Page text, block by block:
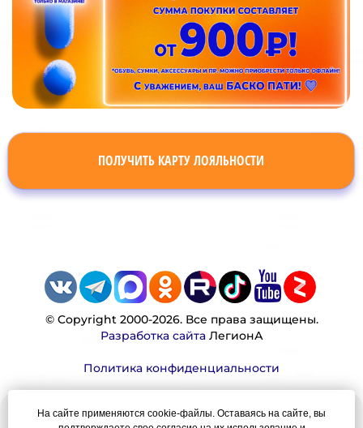
ПОЛУЧИТЬ КАРТУ ЛОЯЛЬНОСТИ
© Copyright 2000-2026. Все права защищены.
Разработка сайтаЛегионА
Политика конфиденциальности
На сайте применяются cookie-файлы. Оставаясь на сайте, вы